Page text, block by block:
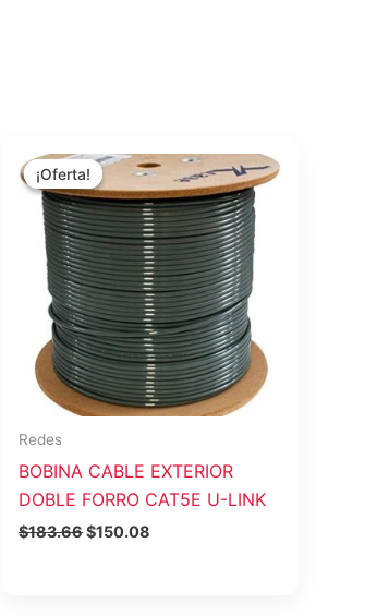
¡Oferta!
¡Oferta!
Redes
BOBINA CABLE EXTERIOR
DOBLE FORRO CAT5E U-LINK
$183.66
precio
original
era:
$183.66.
$150.08
precio
actual
es:
$150.08.